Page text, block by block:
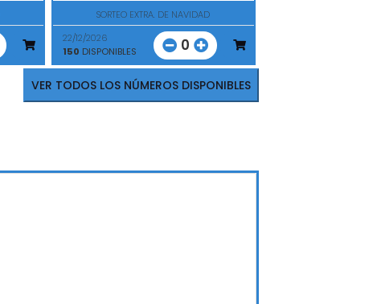
SORTEO EXTRA. DE NAVIDAD
22/12/2026
150 DISPONIBLES 0
VER TODOS LOS NÚMEROS DISPONIBLES